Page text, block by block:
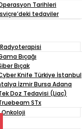
Tarihleri
tedaviler
Bıçağı
Bıçak
​​Knife Türkiye İstanbul
İzmir Bursa Adana
Doz Tedavisi (Liac)
STx